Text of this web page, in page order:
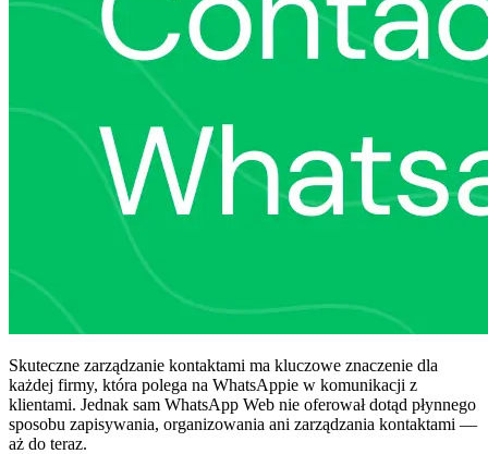
Skuteczne zarządzanie kontaktami ma kluczowe znaczenie dla
każdej firmy, która polega na WhatsAppie w komunikacji z
klientami. Jednak sam WhatsApp Web nie oferował dotąd płynnego
sposobu zapisywania, organizowania ani zarządzania kontaktami —
aż do teraz.